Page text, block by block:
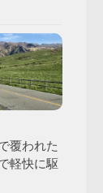
覆われた
軽快に駆